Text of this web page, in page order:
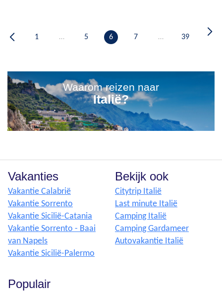
1 … 5 6 7 … 39
Waarom reizen naar
Italië?
Vakanties
Vakantie Calabrië
Vakantie Sorrento
Vakantie Sicilië-Catania
Vakantie Sorrento - Baai
van Napels
Vakantie Sicilië-Palermo
Bekijk ook
Citytrip Italië
Last minute Italië
Camping Italië
Camping Gardameer
Autovakantie Italië
Populair